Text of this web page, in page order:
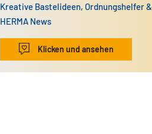
Kreative Bastelideen, Ordnungshelfer &
HERMA News
Klicken und ansehen